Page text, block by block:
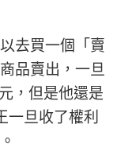
去買一個「 賣
品賣出，一旦
，但是他還是
一旦收了權利